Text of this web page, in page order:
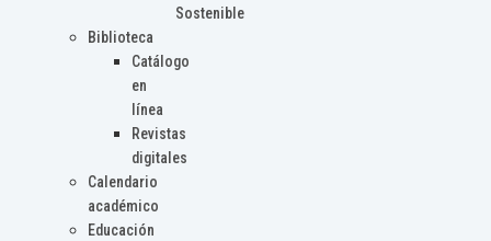
Sostenible
Biblioteca
Catálogo
en
línea
Revistas
digitales
Calendario
académico
Educación